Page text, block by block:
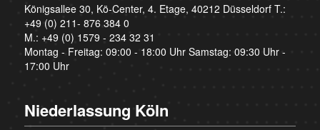
Königsallee 30, Kö-Center, 4. Etage, 40212 Düsseldorf T.:
+49 (0) 211- 876 384 0
M.: +49 (0) 1579 - 234 32 31
Montag - Freitag: 09:00 - 18:00 Uhr Samstag: 09:30 Uhr -
17:00 Uhr
Niederlassung Köln